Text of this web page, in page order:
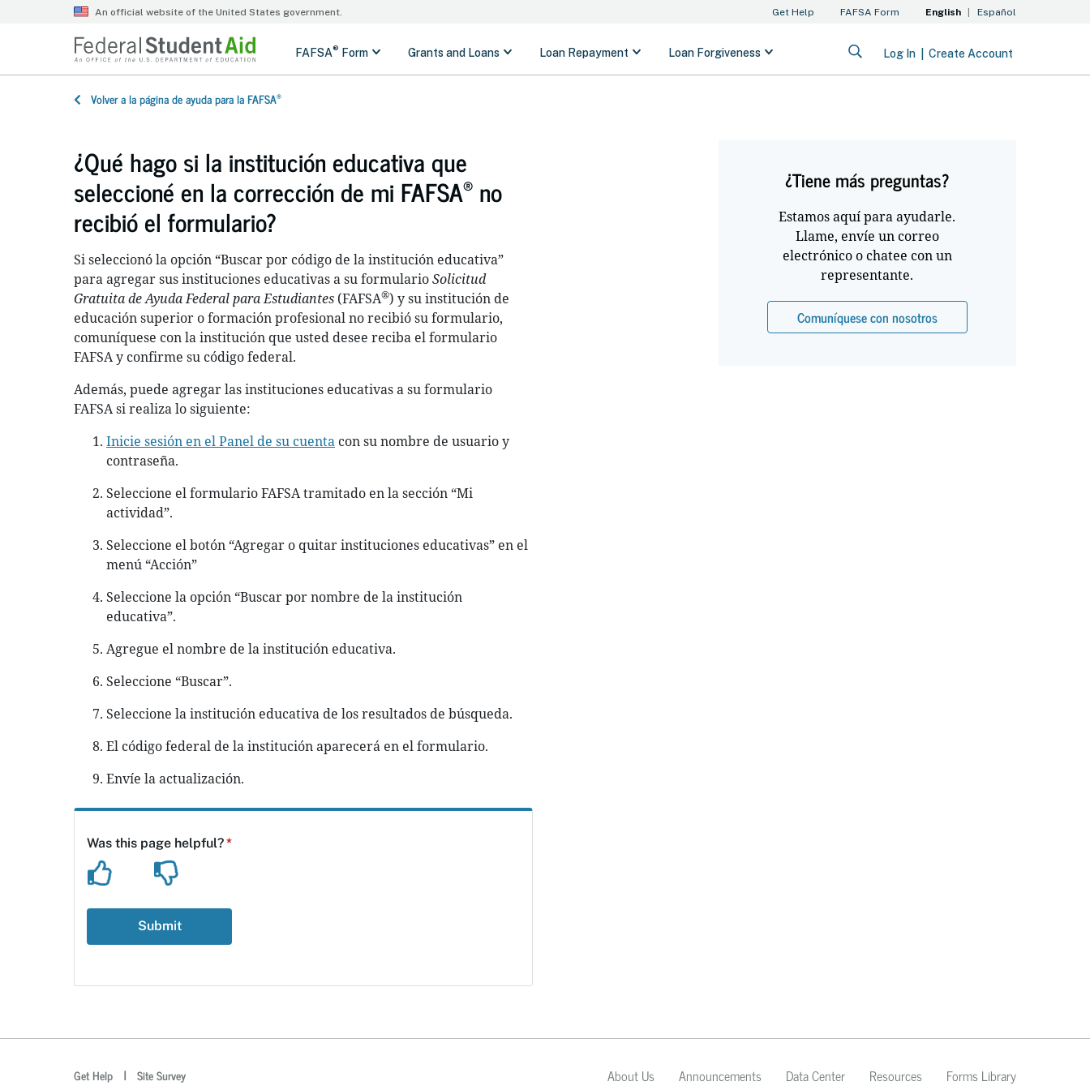
Volver a la página de ayuda para la FAFSA®
¿Qué hago si la institución educativa que
seleccioné en la corrección de mi FAFSA® no
recibió el formulario?
Si seleccionó la opción “Buscar por código de la institución educativa”
para agregar sus instituciones educativas a su formularioSolicitud
Gratuita de Ayuda Federal para Estudiantes (FAFSA®) y su institución de
educación superior o formación profesional no recibió su formulario,
comuníquese con la institución que usted desee reciba el formulario
FAFSA y confirme su código federal.
Además, puede agregar las instituciones educativas a su formulario
FAFSA si realiza lo siguiente:
Inicie sesión en el Panel de su cuenta con su nombre de usuario y
contraseña.
Seleccione el formulario FAFSA tramitado en la sección “Mi
actividad”.
Seleccione el botón “Agregar o quitar instituciones educativas” en el
menú “Acción”
Seleccione la opción “Buscar por nombre de la institución
educativa”.
Agregue el nombre de la institución educativa.
Seleccione “Buscar”.
Seleccione la institución educativa de los resultados de búsqueda.
El código federal de la institución aparecerá en el formulario.
Envíe la actualización.
¿Tiene más preguntas?
Estamos aquí para ayudarle.
Llame, envíe un correo
electrónico o chatee con un
representante.
Comuníquese con nosotros